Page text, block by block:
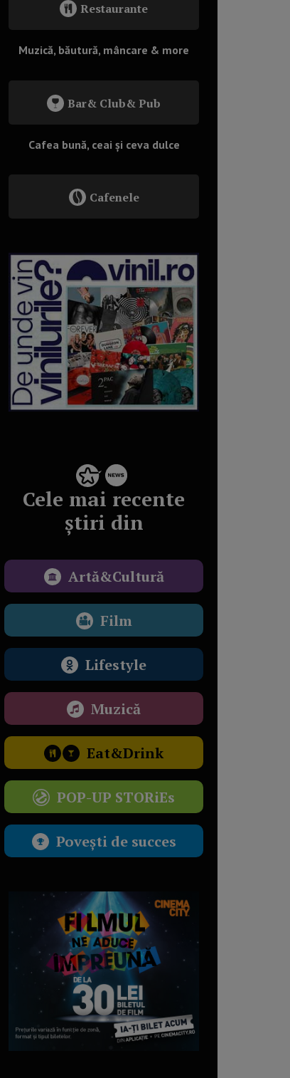
Restaurante
Muzică, băutură, mâncare & more
Bar& Club& Pub
Cafea bună, ceai și ceva dulce
Cafenele
Cele mai recente
știri din
Artă&Cultură
Film
Lifestyle
Muzică
Eat&Drink
POP-UP STORiEs
Povești de succes